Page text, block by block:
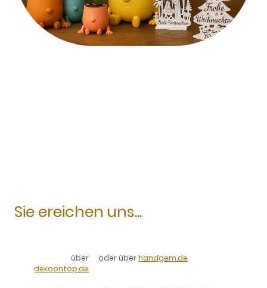
Sie ereichen uns...
über
dekoontop.de
oder überhandgem.de